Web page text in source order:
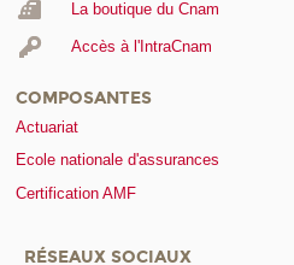
La boutique du Cnam
Accès à l'IntraCnam
COMPOSANTES
Actuariat
Ecole nationale d'assurances
Certification AMF
RÉSEAUX SOCIAUX